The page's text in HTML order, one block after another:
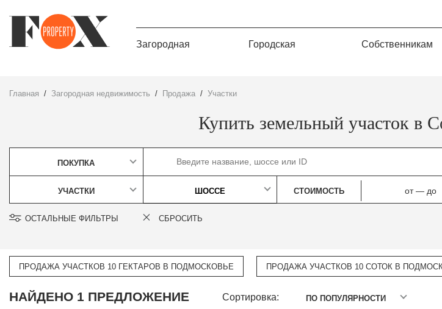
Загородная Городская Собственникам
Главная Загородная недвижимость Продажа участки
Купить земельный участок в
ПОКУПКА
УЧАСТКИ ШОССЕ СТОИМОСТЬ от—до
ОСТАЛЬНЫЕ ФИЛЬТРЫ СБРОСИТЬ
ПРОДАЖА УЧАСТКОВ 10 ГЕКТАРОВ В ПОДМОСКОВЬЕ ПРОДАЖА УЧАСТКОВ 10 СОТОК В
НАЙДЕНО 1 ПРЕДЛОЖЕНИЕ Сортировка: ПО ПОПУЛЯРНОСТИ